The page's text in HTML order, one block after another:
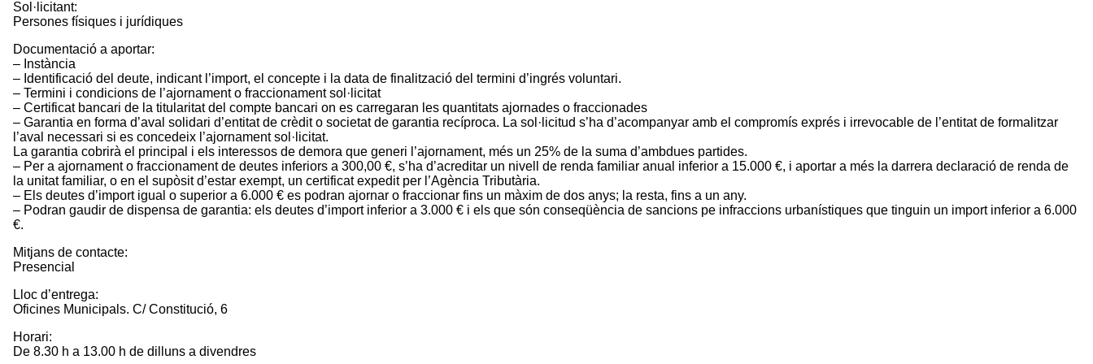
Sol·licitant:
Persones físiques i jurídiques
Documentació a aportar:
– Instància
– Identificació del deute, indicant l’import, el concepte i la data de finalització del termini d’ingrés voluntari.
– Termini i condicions de l’ajornament o fraccionament sol·licitat
– Certificat bancari de la titularitat del compte bancari on es carregaran les quantitats ajornades o fraccionades
– Garantia en forma d’aval solidari d’entitat de crèdit o societat de garantia recíproca. La sol·licitud s’ha d’acompanyar amb el compromís exprés i irrevocable de l’entitat de formalitzar
l’aval necessari si es concedeix l’ajornament sol·licitat.
La garantia cobrirà el principal i els interessos de demora que generi l’ajornament, més un 25% de la suma d’ambdues partides.
– Per a ajornament o fraccionament de deutes inferiors a 300,00 €, s’ha d’acreditar un nivell de renda familiar anual inferior a 15.000 €, i aportar a més la darrera declaració de renda de
la unitat familiar, o en el supòsit d’estar exempt, un certificat expedit per l’Agència Tributària.
– Els deutes d’import igual o superior a 6.000 € es podran ajornar o fraccionar fins un màxim de dos anys; la resta, fins a un any.
– Podran gaudir de dispensa de garantia: els deutes d’import inferior a 3.000 € i els que són conseqüència de sancions pe infraccions urbanístiques que tinguin un import inferior a 6.000
€.
Mitjans de contacte:
Presencial
Lloc d’entrega:
Oficines Municipals. C/ Constitució, 6
Horari:
De 8.30 h a 13.00 h de dilluns a divendres